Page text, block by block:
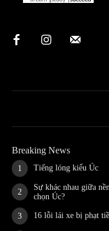
Breaking News
Tiếng lóng kiểu Úc
Sự khác nhau giữa
chọn Úc?
16 lỗi lái xe bị phạt